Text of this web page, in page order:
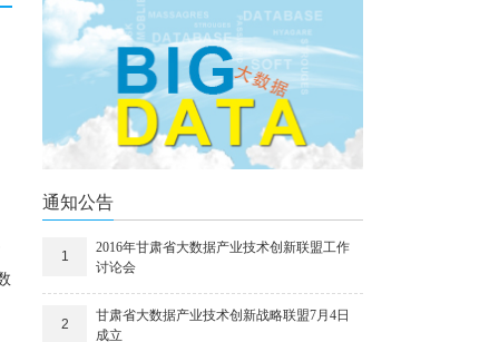
通知公告
1
2016年甘肃省大数据产业技术创新联盟工作
讨论会
2
甘肃省大数据产业技术创新战略联盟7月4日
成立